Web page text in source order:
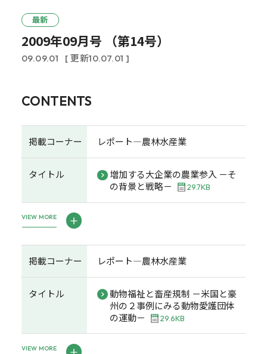
最新
2009年09月号 （第14号）
09.09.01 [ 更新10.07.01 ]
CONTENTS
掲載コーナー レポート―農林水産業
タイトル
増加する大企業の農業参入 －そ
の背景と戦略－
29.7KB
VIEW MORE
掲載コーナー レポート―農林水産業
タイトル
動物福祉と畜産規制 －米国と豪
州の２事例にみる動物愛護団体
の運動－
29.6KB
VIEW MORE